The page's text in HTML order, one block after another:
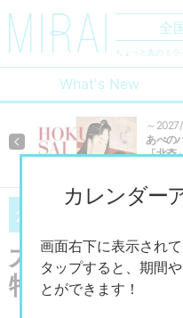
全
ちょっと先のミラ
What's New
～
あべの
「北斎
Previous
2026
大阪市立美術
特別展「水滸伝
カレンダー
画面右下に表示され
タップすると、期間
とができます！